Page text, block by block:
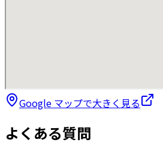
Google マップで大きく見る
よくある質問